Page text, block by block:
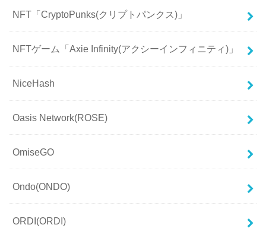
NFT「CryptoPunks(クリプトパンクス)」
NFTゲーム「Axie Infinity(アクシーインフィニティ)」
NiceHash
Oasis Network(ROSE)
OmiseGO
Ondo(ONDO)
ORDI(ORDI)